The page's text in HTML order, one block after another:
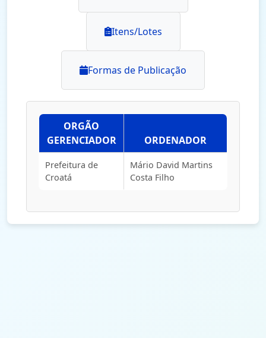
Itens/Lotes
Formas de Publicação
ORGÃO
GERENCIADOR
ORDENADOR
Prefeitura de
Croatá
Mário David Martins
Costa Filho